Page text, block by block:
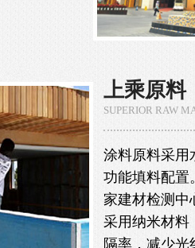
上乘原料
SUPERIOR RAW
涂料原料采用
功能填料配置
家建材检测中
采用纳米材料
隔率，减少光